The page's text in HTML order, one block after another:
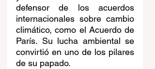
defensor de los acuerdos
internacionales sobre cambio
climático, como el Acuerdo de
París. Su lucha ambiental se
convirtió en uno de los pilares
de su papado.